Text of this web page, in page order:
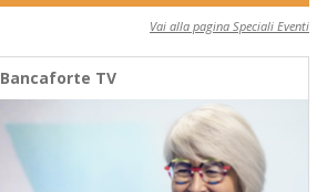
Vai alla pagina Speciali Eventi
Bancaforte TV